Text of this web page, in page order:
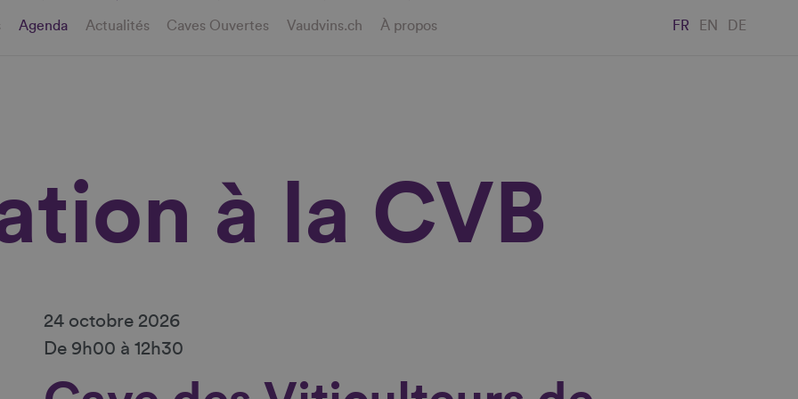
Agenda Actualités Caves Ouvertes Vaudvins.ch À propos FR EN DE
à la CVB
24 octobre 2026
De 9h00 à 12h30